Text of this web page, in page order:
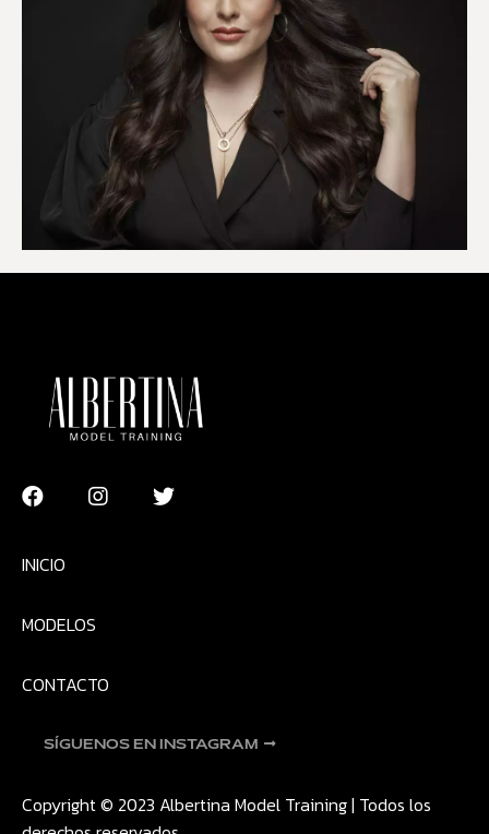
INICIO
MODELOS
CONTACTO
SÍGUENOS EN INSTAGRAM
Copyright © 2023 Albertina Model Training | Todos los